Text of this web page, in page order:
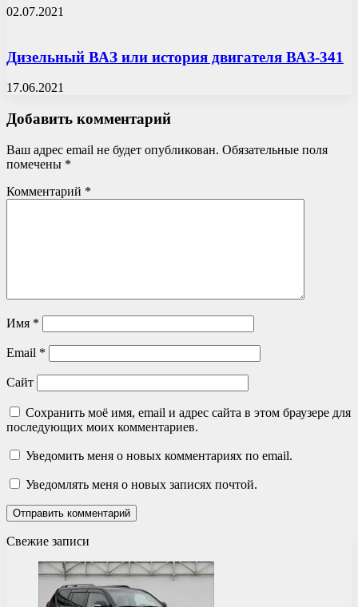
02.07.2021
Дизельный ВАЗ или история двигателя ВАЗ-341
17.06.2021
Добавить комментарий
Ваш адрес email не будет опубликован. Обязательные поля
помечены *
Комментарий *
Имя *
Email *
Сайт
Сохранить моё имя, email и адрес сайта в этом браузере для
последующих моих комментариев.
Уведомить меня о новых комментариях по email.
Уведомлять меня о новых записях почтой.
Свежие записи